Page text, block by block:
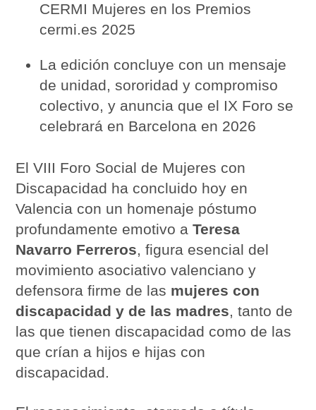
CERMI Mujeres en los Premios
cermi.es 2025
La edición concluye con un mensaje
de unidad, sororidad y compromiso
colectivo, y anuncia que el IX Foro se
celebrará en Barcelona en 2026
El VIII Foro Social de Mujeres con
Discapacidad ha concluido hoy en
Valencia con un homenaje póstumo
profundamente emotivo aTeresa
Navarro Ferreros, figura esencial del
movimiento asociativo valenciano y
defensora firme de las mujeres con
discapacidad y de las madres, tanto de
las que tienen discapacidad como de las
que crían a hijos e hijas con
discapacidad.